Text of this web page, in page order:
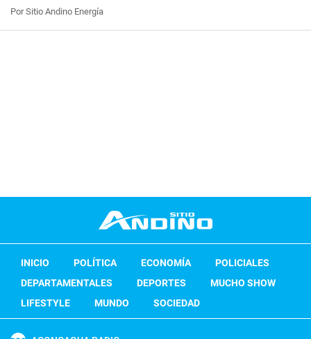
Por Sitio Andino Energía
INICIO POLÍTICA ECONOMÍA
POLICIALES
DEPARTAMENTALES
DEPORTES
MUCHO SHOW
LIFESTYLE
MUNDO SOCIEDAD